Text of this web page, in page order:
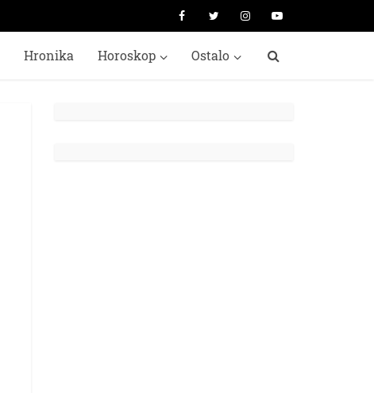
Hronika Horoskop Ostalo